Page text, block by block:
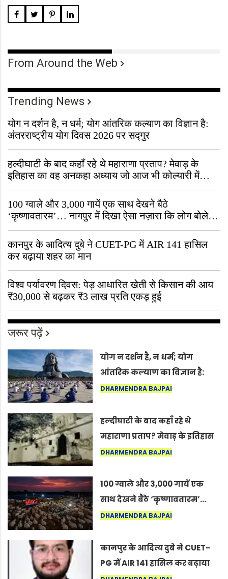
From Around the Web
Trending News
योग न दर्शन है, न धर्म; योग आंतरिक कल्याण का विज्ञान है:
अंतरराष्ट्रीय योग दिवस 2026 पर सद्गुर
हल्दीघाटी के बाद कहाँ रहे थे महाराणा प्रताप? मेवाड़ के
इतिहास का वह अनकहा अध्याय जो आज भी कोल्यारी में
जीवित है
100 ग्वाले और 3,000 गायें एक साथ देखने बैठे
‘कृष्णावतारम’… नागपुर में दिखा ऐसा नज़ारा कि लोग बोले,
“ऐसा तो सिर्फ़ कृष्ण ही कर सकते हैं”
कानपुर के आदित्य दुबे ने CUET-PG में AIR 141 हासिल
कर बढ़ाया शहर का मान
विश्व पर्यावरण दिवस: पेड़ आधारित खेती से किसान की आय
₹30,000 से बढ़कर ₹3 लाख प्रति एकड़ हुई
जरूर पढ़ें
योग न दर्शन है, न धर्म; योग
आंतरिक कल्याण का विज्ञान है:
अंतरराष्ट्रीय योग दिवस 2026 पर
DHARMENDRA BAJPAI
हल्दीघाटी के बाद कहाँ रहे थे
महाराणा प्रताप? मेवाड़ के इतिहास
का वह अनकहा अध्याय जो आज भी
DHARMENDRA BAJPAI
100 ग्वाले और 3,000 गायें एक
साथ देखने बैठे ‘कृष्णावतारम’…
नागपुर में दिखा ऐसा नज़ारा कि
कर सकते हैं”
DHARMENDRA BAJPAI
कानपुर के आदित्य दुबे ने CUET-
PG में AIR 141 हासिल कर बढ़ाया